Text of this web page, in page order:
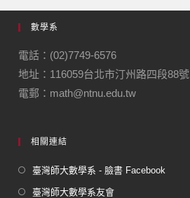
e
b
o
o
k
gr
m
數學系
電話：(02)7749-6576
地址：116059台北市汀州路四段88號
電郵：math@ntnu.edu.tw
相關連結
臺灣師大數學系 - 臉書 Facebook
臺灣師大數學系友會